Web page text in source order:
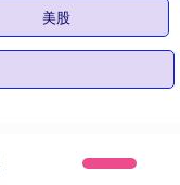
美股